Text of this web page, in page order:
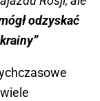
odzyskać